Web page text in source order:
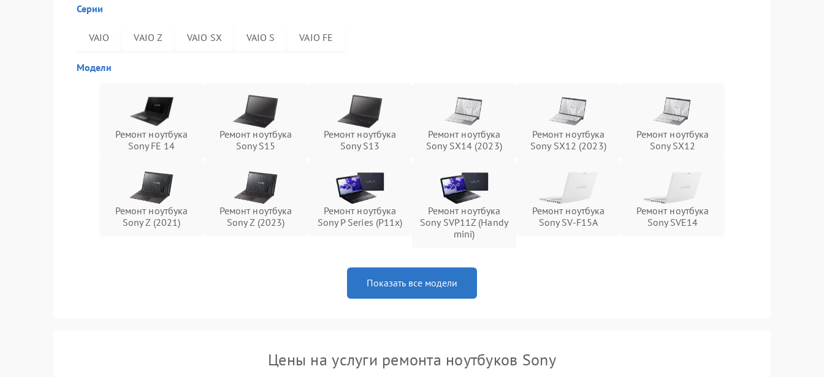
Серии
VAIO VAIO Z VAIO SX VAIO S VAIO FE
Модели
Ремонт ноутбука
Sony FE 14
Ремонт ноутбука
Sony S15
Ремонт ноутбука
Sony S13
Ремонт ноутбука
Sony SX14 (2023)
Ремонт ноутбука
Sony SX12 (2023)
Ремонт ноутбука
Sony SX12
Ремонт ноутбука
Sony Z (2021)
Ремонт ноутбука
Sony Z (2023)
Ремонт ноутбука
Sony P Series (P11x)
Ремонт ноутбука
Sony SVP11Z (Handy
mini)
Ремонт ноутбука
Sony SV-F15A
Ремонт ноутбука
Sony SVE14
Показать все модели
Цены на услуги ремонта ноутбуков Sony